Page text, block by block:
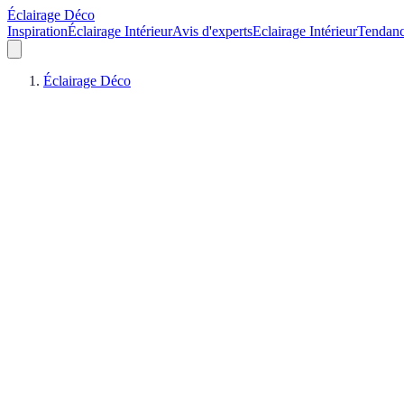
Éclairage Déco
InspirationÉclairage IntérieurAvis d'expertsEclairage Intérieur
Éclairage Déco